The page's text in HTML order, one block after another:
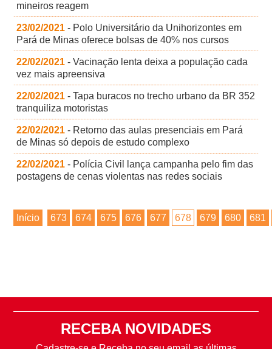
mineiros reagem
23/02/2021 - Polo Universitário da Unihorizontes em
Pará de Minas oferece bolsas de 40% nos cursos
22/02/2021 - Vacinação lenta deixa a população cada
vez mais apreensiva
22/02/2021 - Tapa buracos no trecho urbano da BR 352
tranquiliza motoristas
22/02/2021 - Retorno das aulas presenciais em Pará
de Minas só depois de estudo complexo
22/02/2021 - Polícia Civil lança campanha pelo fim das
postagens de cenas violentas nas redes sociais
Início 673 674 675 676 677 678 679 680 681
RECEBA NOVIDADES